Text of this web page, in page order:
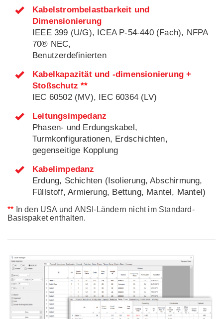
Kabelstrombelastbarkeit und
Dimensionierung
IEEE 399 (U/G), ICEA P-54-440 (Fach), NFPA
70® NEC,
Benutzerdefinierten
Kabelkapazität und -dimensionierung +
Stoßschutz**
IEC 60502 (MV), IEC 60364 (LV)
Leitungsimpedanz
Phasen- und Erdungskabel,
Turmkonfigurationen, Erdschichten,
gegenseitige Kopplung
Kabelimpedanz
Erdung, Schichten (Isolierung, Abschirmung,
Füllstoff, Armierung, Bettung, Mantel, Mantel)
** In den USA und ANSI-Ländern nicht im Standard-
Basispaket enthalten.